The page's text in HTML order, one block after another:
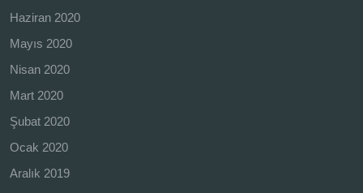
Haziran 2020
Mayıs 2020
Nisan 2020
Mart 2020
Şubat 2020
Ocak 2020
Aralık 2019